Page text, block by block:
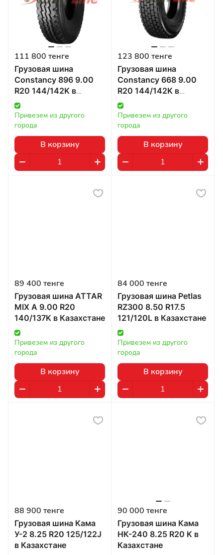
111 800 тенге
Грузовая шина
Constancy 896 9.00
R20 144/142K в
Казахстане
Привезем из другого
города
В корзину
123 800 тенге
Грузовая шина
Constancy 668 9.00
R20 144/142K в
Казахстане
Привезем из другого
города
В корзину
89 400 тенге
Грузовая шина ATTAR
MIX A 9.00 R20
140/137K в Казахстане
Привезем из другого
города
В корзину
84 000 тенге
Грузовая шина Petlas
RZ300 8.50 R17.5
121/120L в Казахстане
Привезем из другого
города
В корзину
88 900 тенге
Грузовая шина Кама
У-2 8.25 R20 125/122J
в Казахстане
90 000 тенге
Грузовая шина Кама
НК-240 8.25 R20 K в
Казахстане